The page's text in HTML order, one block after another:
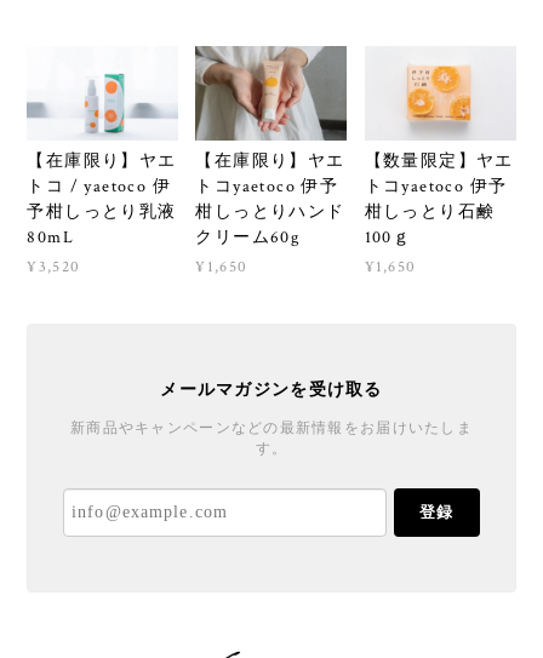
【在庫限り】ヤエ
トコ / yaetoco 伊
予柑しっとり乳液
80mL
¥3,520
【在庫限り】ヤエ
トコyaetoco 伊予
柑しっとりハンド
クリーム60g
¥1,650
【数量限定】ヤエ
トコyaetoco 伊予
柑しっとり石鹸
100ｇ
¥1,650
メールマガジンを受け取る
新商品やキャンペーンなどの最新情報をお届けいたしま
す。
登録